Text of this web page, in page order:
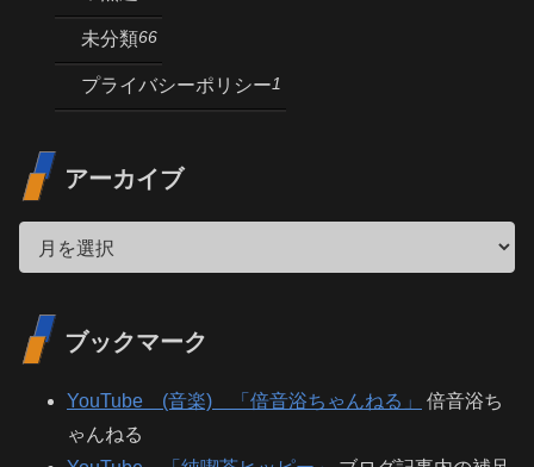
未分類66
プライバシーポリシー1
アーカイブ
ブックマーク
YouTube (音楽) 「倍音浴ちゃんねる」
倍音浴ち
ゃんねる